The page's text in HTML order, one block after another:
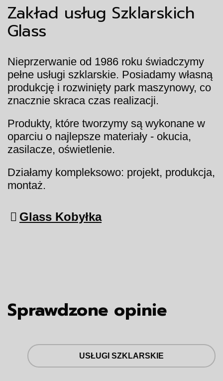
Zakład usług Szklarskich
Glass
Nieprzerwanie od 1986 roku świadczymy
pełne usługi szklarskie. Posiadamy własną
produkcję i rozwinięty park maszynowy, co
znacznie skraca czas realizacji.
Produkty, które tworzymy są wykonane w
oparciu o najlepsze materiały - okucia,
zasilacze, oświetlenie.
Działamy kompleksowo: projekt, produkcja,
montaż.
Glass Kobyłka
Sprawdzone opinie
USŁUGI SZKLARSKIE